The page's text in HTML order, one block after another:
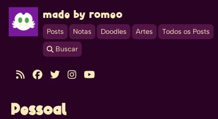
made by romeo
Posts Notas Doodles Artes Todos os Posts
 Buscar
    
Pessoal